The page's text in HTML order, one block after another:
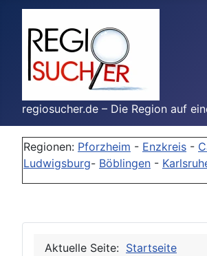
regiosucher.de – Die Region auf
Regionen: Pforzheim - Enzkreis -
Ludwigsburg- Böblingen -
Aktuelle Seite: Startseite